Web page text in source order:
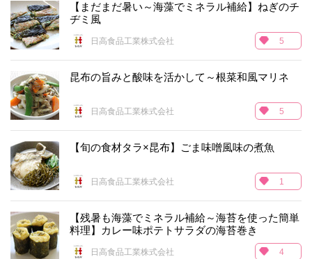
【まだまだ暑い～海藻でミネラル補給】ねぎのチ
ヂミ風
日高食品工業株式会社 5
昆布の旨みと酸味を活かして～根菜和風マリネ
日高食品工業株式会社 5
【旬の食材タラ×昆布】ごま味噌風味の煮魚
日高食品工業株式会社 1
【残暑も海藻でミネラル補給～海苔を使った簡単
料理】カレー味ポテトサラダの海苔巻き
日高食品工業株式会社 4